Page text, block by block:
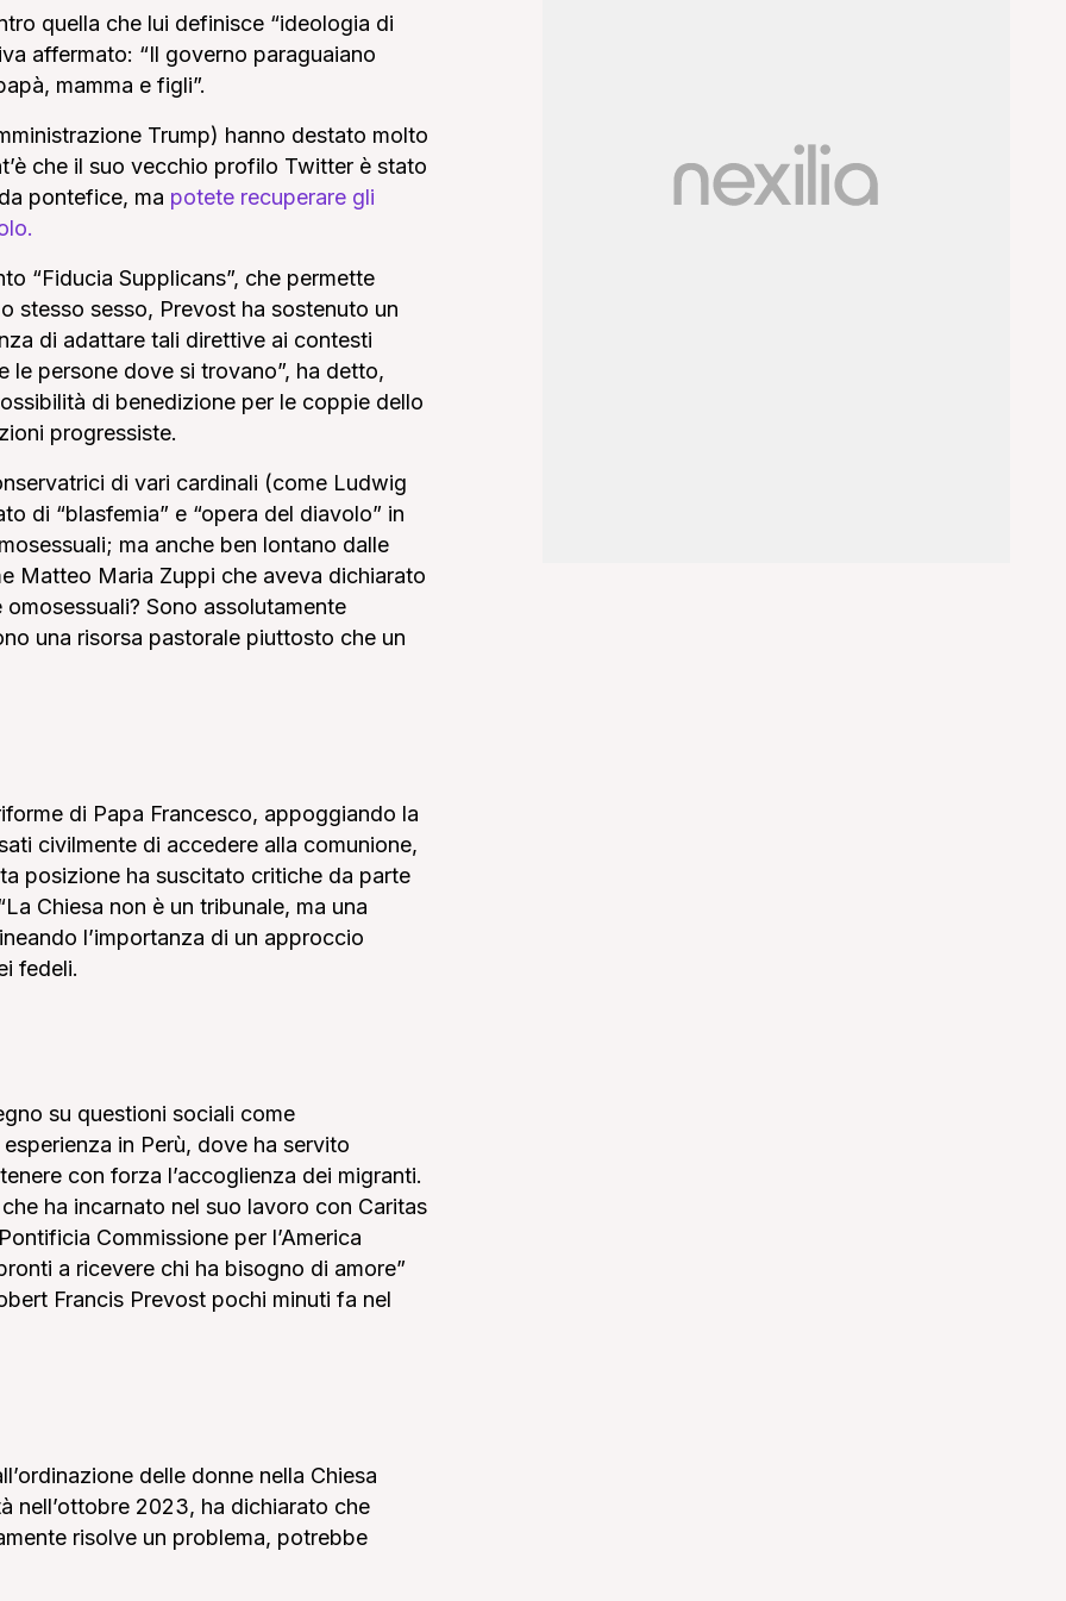
quella che lui definisce “ideologia di
affermato: “Il governo paraguaiano
mamma e figli”.
Trump) hanno destato molto
che il suo vecchio profilo Twitter è stato
pontefice, ma potete recuperare gli
“Fiducia Supplicans”, che permette
stesso sesso, Prevost ha sostenuto un
di adattare tali direttive ai contesti
le persone dove si trovano”, ha detto,
di benedizione per le coppie dello
progressiste.
di vari cardinali (come Ludwig
di “blasfemia” e “opera del diavolo” in
ma anche ben lontano dalle
Matteo Maria Zuppi che aveva dichiarato
Sono assolutamente
una risorsa pastorale piuttosto che un
di Papa Francesco, appoggiando la
civilmente di accedere alla comunione,
posizione ha suscitato critiche da parte
Chiesa non è un tribunale, ma una
l’importanza di un approccio
fedeli.
su questioni sociali come
in Perù, dove ha servito
con forza l’accoglienza dei migranti.
ha incarnato nel suo lavoro con Caritas
Commissione per l’America
a ricevere chi ha bisogno di amore”
Francis Prevost pochi minuti fa nel
delle donne nella Chiesa
nell’ottobre 2023, ha dichiarato che
risolve un problema, potrebbe